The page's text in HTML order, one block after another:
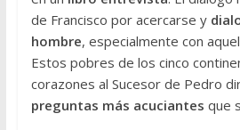
de Francisco por acercarse y
hombre, especialmente con
Estos pobres de los cinco
corazones al Sucesor de Pedro
preguntas más acuciantes que